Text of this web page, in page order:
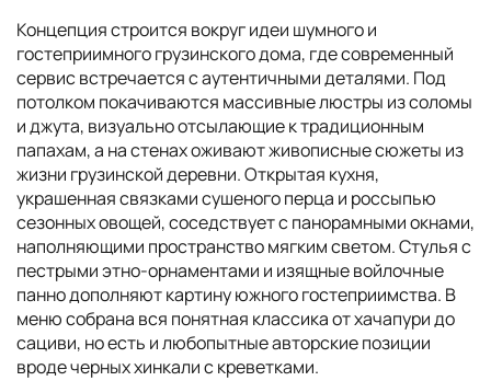
Концепция строится вокруг идеи шумного и
гостеприимного грузинского дома, где современный
сервис встречается с аутентичными деталями. Под
потолком покачиваются массивные люстры из соломы
и джута, визуально отсылающие к традиционным
папахам, а на стенах оживают живописные сюжеты из
жизни грузинской деревни. Открытая кухня,
украшенная связками сушеного перца и россыпью
сезонных овощей, соседствует с панорамными окнами,
наполняющими пространство мягким светом. Стулья с
пестрыми этно-орнаментами и изящные войлочные
панно дополняют картину южного гостеприимства. В
меню собрана вся понятная классика от хачапури до
сациви, но есть и любопытные авторские позиции
вроде черных хинкали с креветками.